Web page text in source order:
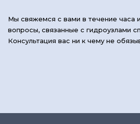
Мы свяжемся с вами в течение часа
вопросы, связанные с гидроузлами
Консультация вас ни к чему не